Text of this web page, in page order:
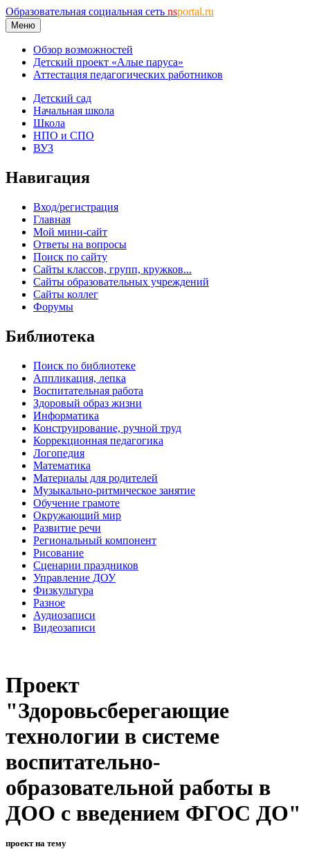
Образовательная социальная сеть nsportal.ru
Меню
Обзор возможностей
Детский проект «Алые паруса»
Аттестация педагогических работников
Детский сад
Начальная школа
Школа
НПО и СПО
ВУЗ
Навигация
Вход/регистрация
Главная
Мой мини-сайт
Ответы на вопросы
Поиск по сайту
Сайты классов, групп, кружков...
Сайты образовательных учреждений
Сайты коллег
Форумы
Библиотека
Поиск по библиотеке
Аппликация, лепка
Воспитательная работа
Здоровый образ жизни
Информатика
Конструирование, ручной труд
Коррекционная педагогика
Логопедия
Математика
Материалы для родителей
Музыкально-ритмическое занятие
Обучение грамоте
Окружающий мир
Развитие речи
Региональный компонент
Рисование
Сценарии праздников
Управление ДОУ
Физкультура
Разное
Аудиозаписи
Видеозаписи
Проект
"Здоровьсберегающие
технологии в системе
воспитательно-
образовательной работы в
ДОО с введением ФГОС ДО"
проект на тему